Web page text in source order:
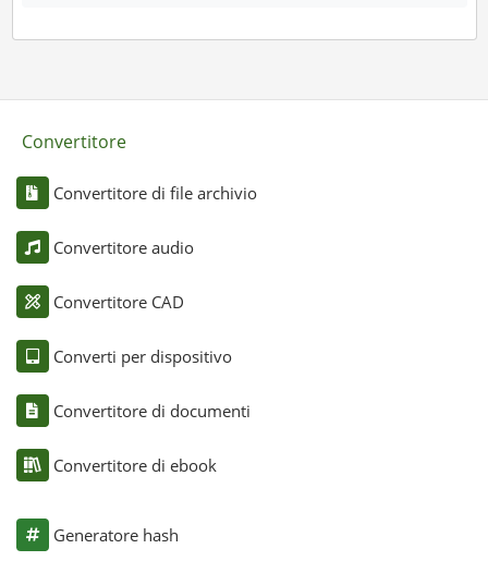
Convertitore
Convertitore di file archivio
Convertitore audio
Convertitore CAD
Converti per dispositivo
Convertitore di documenti
Convertitore di ebook
Generatore hash